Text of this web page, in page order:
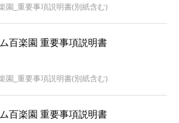
園_重要事項説明書(別紙含む)
百楽園 重要事項説明書
園_重要事項説明書(別紙含む)
百楽園 重要事項説明書